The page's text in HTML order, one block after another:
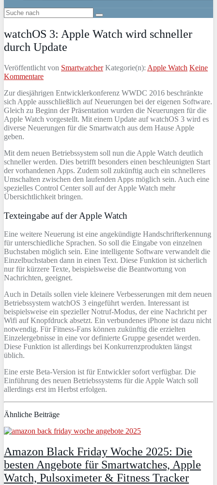
watchOS 3: Apple Watch wird schneller
durch Update
Veröffentlicht von Smartwatcher Kategorie(n): Apple Watch Keine
Kommentare
Zur diesjährigen Entwicklerkonferenz WWDC 2016 beschränkte
sich Apple ausschließlich auf Neuerungen bei der eigenen Software.
Gleich zu Beginn der Präsentation wurden die Neuerungen für die
Apple Watch vorgestellt. Mit einem Update auf watchOS 3 wird es
diverse Neuerungen für die Smartwatch aus dem Hause Apple
geben.
Mit dem neuen Betriebssystem soll nun die Apple Watch deutlich
schneller werden. Dies betrifft besonders einen beschleunigten Start
der vorhandenen Apps. Zudem soll zukünftig auch ein schnelleres
Umschalten zwischen den laufenden Apps möglich sein. Auch eine
spezielles Control Center soll auf der Apple Watch mehr
Übersichtlichkeit bringen.
Texteingabe auf der Apple Watch
Eine weitere Neuerung ist eine angekündigte Handschrifterkennung
für unterschiedliche Sprachen. So soll die Eingabe von einzelnen
Buchstaben möglich sein. Eine intelligente Software verwandelt die
Einzelbuchstaben dann in einen Text. Diese Funktion ist sicherlich
nur für kürzere Texte, beispielsweise die Beantwortung von
Nachrichten, geeignet.
Auch in Details sollen viele kleinere Verbesserungen mit dem neuen
Betriebssystem watchOS 3 eingeführt werden. Interessant ist
beispielsweise ein spezieller Notruf-Modus, der eine Nachricht per
Wifi auf Knopfdruck absetzt. Ein verbundenes iPhone ist dazu nicht
notwendig. Für Fitness-Fans können zukünftig die erzielten
Einzelergebnisse in eine vor definierte Gruppe gesendet werden.
Diese Funktion ist allerdings bei Konkurrenzprodukten längst
üblich.
Eine erste Beta-Version ist für Entwickler sofort verfügbar. Die
Einführung des neuen Betriebssystems für die Apple Watch soll
allerdings erst im Herbst erfolgen.
Ähnliche Beiträge
Amazon Black Friday Woche 2025: Die
besten Angebote für Smartwatches, Apple
Watch, Pulsoximeter & Fitness Tracker